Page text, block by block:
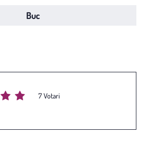
Buc
/ 5. Vote count:
7